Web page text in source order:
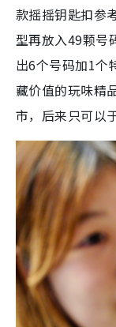
款摇摇钥匙扣参
型再放入49颗号
出6个号码加1个
藏价值的玩味精
市，后来只可以